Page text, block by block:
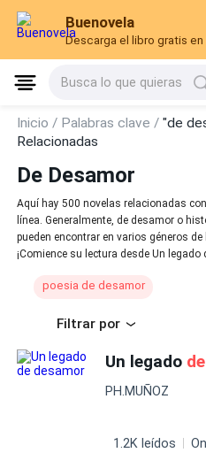
Buenovela
Descarga el libro gratis en
Busca lo que quieras
Inicio / Palabras clave /"de
Relacionadas
De Desamor
Aquí hay 500 novelas relacionadas
línea. Generalmente, de desamor o
pueden encontrar en varios géneros
¡Comience su lectura desde Un legado
poesia de desamor
Filtrar por
Un legado
PH.MUÑOZ
1.2K leídos